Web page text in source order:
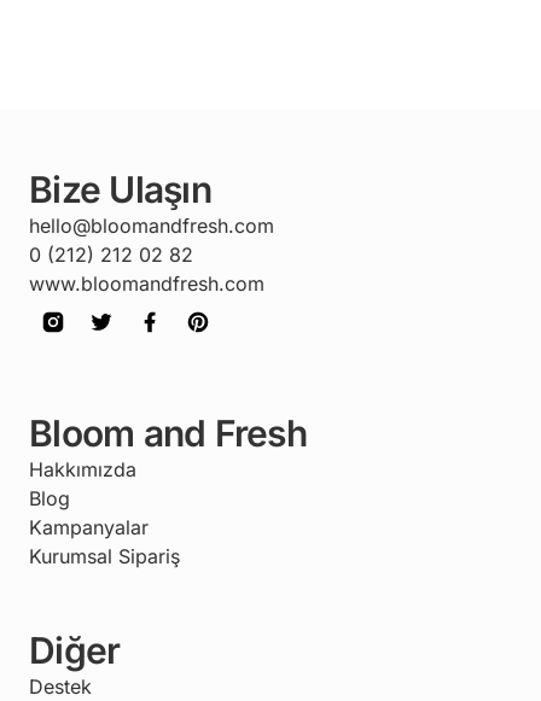
Bize Ulaşın
hello@bloomandfresh.com
0 (212) 212 02 82
www.bloomandfresh.com
Bloom and Fresh
Hakkımızda
Blog
Kampanyalar
Kurumsal Sipariş
Diğer
Destek